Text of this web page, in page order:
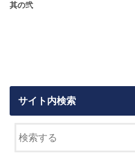
其の弐
サイト内検索